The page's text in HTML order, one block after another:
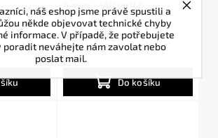
náš eshop jsme právě spustili a
někde objevovat technické chyby
informace. V případě, že potřebujete
poradit neváhejte nám zavolat nebo
poslat mail.
42 815 Kč
Do košíku